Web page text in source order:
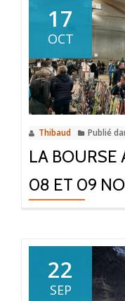
17
OCT
Thibaud Publié
LA BOURSE
08 ET 09
22
SEP